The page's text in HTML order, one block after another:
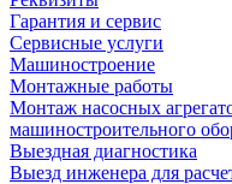
Гарантия и сервис
Сервисные услуги
Машиностроение
Монтажные работы
Монтаж насосных
машиностроительного
Выездная диагностика
Выезд инженера для